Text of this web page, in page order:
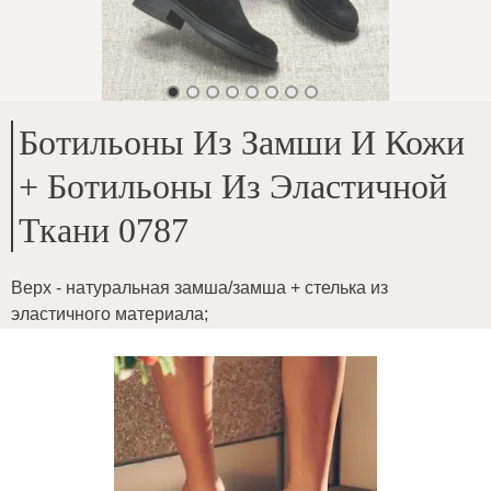
Ботильоны Из Замши И Кожи
+ Ботильоны Из Эластичной
Ткани 0787
Верх - натуральная замша/замша + стелька из
эластичного материала;
Высота подошвы - 3 см
Высота стельки - 41
На среднюю ширину стопы и икры
Ширина стельки меняется в зависимости от размера,
ткань тянется;